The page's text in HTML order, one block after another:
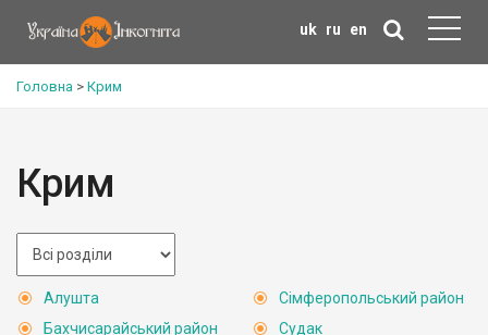
uk ru en
Головна > Крим
Крим
Алушта
Бахчисарайський район
Сімферопольський район
Судак